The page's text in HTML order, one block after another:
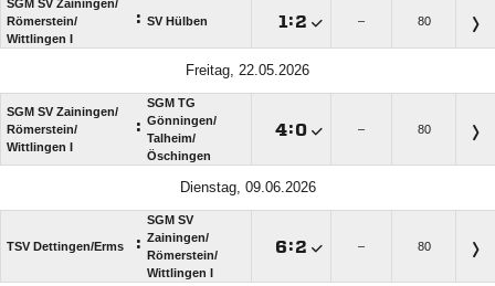
SGM SV Zainingen/​
Römerstein/​
Wittlingen I
: SV Hülben : – 80
Freitag, 22.05.2026
SGM SV Zainingen/​
Römerstein/​
Wittlingen I
:
SGM TG
Gönningen/​
Talheim/​
Öschingen
: – 80
Dienstag, 09.06.2026
TSV Dettingen/​Erms :
SGM SV
Zainingen/​
Römerstein/​
Wittlingen I
: – 80